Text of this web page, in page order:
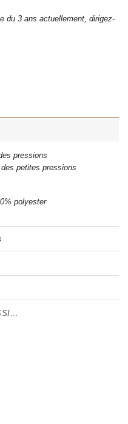
du 3 ans actuellement, dirigez-
pressions
petites pressions
polyester